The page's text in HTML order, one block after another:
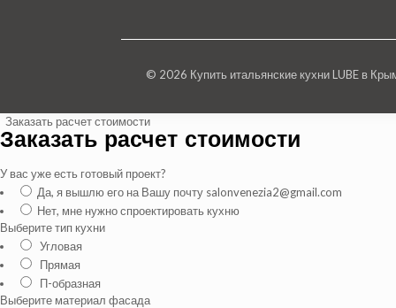
© 2026 Купить итальянские кухни LUBE в
Заказать расчет стоимости
Заказать расчет стоимости
У вас уже есть готовый проект?
Да, я вышлю его на Вашу почту salonvenezia2@gmail.com
Нет, мне нужно спроектировать кухню
Выберите тип кухни
Угловая
Прямая
П-образная
Выберите материал фасада